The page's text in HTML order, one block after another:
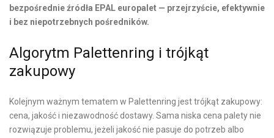
bezpośrednie źródła EPAL europalet — przejrzyście, efektywnie
i bez niepotrzebnych pośredników.
Algorytm Palettenring i trójkąt
zakupowy
Kolejnym ważnym tematem w Palettenring jest trójkąt zakupowy:
cena, jakość i niezawodność dostawy. Sama niska cena palety nie
rozwiązuje problemu, jeżeli jakość nie pasuje do potrzeb albo